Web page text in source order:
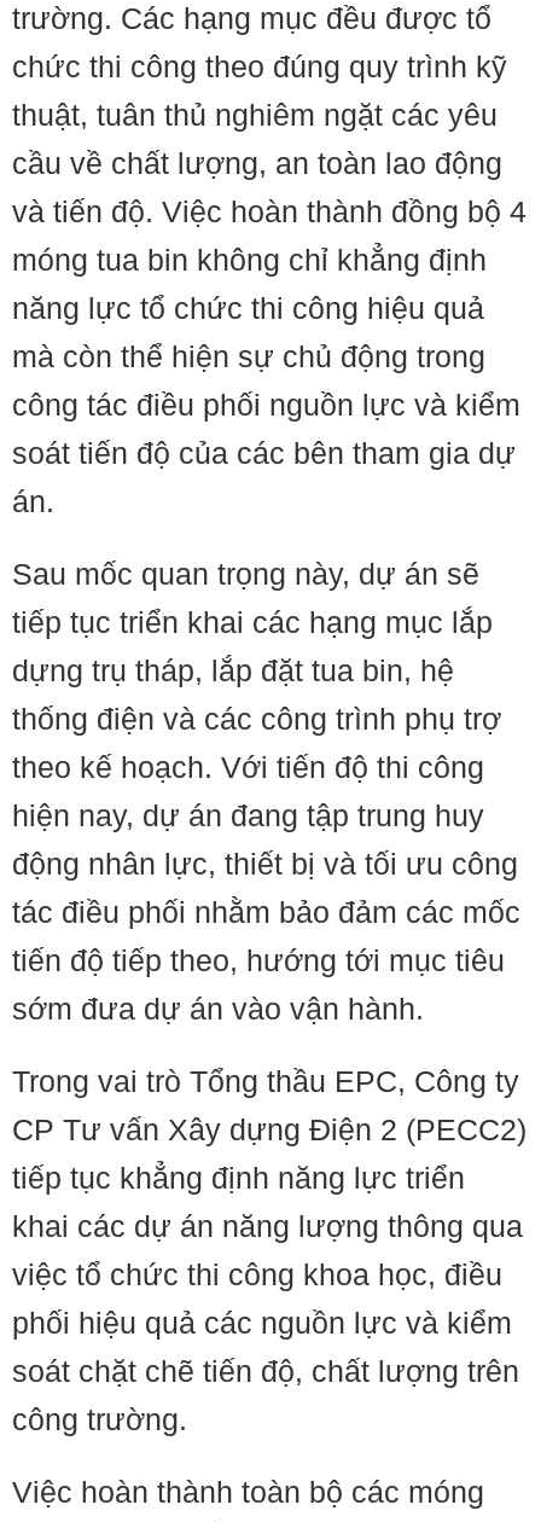
trường. Các hạng mục đều được tổ
chức thi công theo đúng quy trình kỹ
thuật, tuân thủ nghiêm ngặt các yêu
cầu về chất lượng, an toàn lao động
và tiến độ. Việc hoàn thành đồng bộ 4
móng tua bin không chỉ khẳng định
năng lực tổ chức thi công hiệu quả
mà còn thể hiện sự chủ động trong
công tác điều phối nguồn lực và kiểm
soát tiến độ của các bên tham gia dự
án.
Sau mốc quan trọng này, dự án sẽ
tiếp tục triển khai các hạng mục lắp
dựng trụ tháp, lắp đặt tua bin, hệ
thống điện và các công trình phụ trợ
theo kế hoạch. Với tiến độ thi công
hiện nay, dự án đang tập trung huy
động nhân lực, thiết bị và tối ưu công
tác điều phối nhằm bảo đảm các mốc
tiến độ tiếp theo, hướng tới mục tiêu
sớm đưa dự án vào vận hành.
Trong vai trò Tổng thầu EPC, Công ty
CP Tư vấn Xây dựng Điện 2 (PECC2)
tiếp tục khẳng định năng lực triển
khai các dự án năng lượng thông qua
việc tổ chức thi công khoa học, điều
phối hiệu quả các nguồn lực và kiểm
soát chặt chẽ tiến độ, chất lượng trên
công trường.
Việc hoàn thành toàn bộ các móng